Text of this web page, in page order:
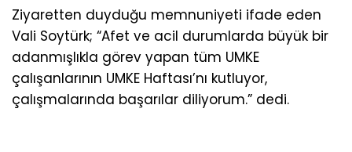
Ziyaretten duyduğu memnuniyeti ifade eden
Vali Soytürk; “Afet ve acil durumlarda büyük bir
adanmışlıkla görev yapan tüm UMKE
çalışanlarının UMKE Haftası’nı kutluyor,
çalışmalarında başarılar diliyorum.” dedi.